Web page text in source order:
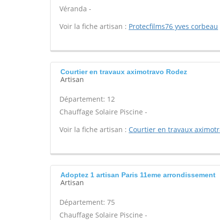
Véranda -
Voir la fiche artisan : Protecfilms76 yves corbeau
Courtier en travaux aximotravo Rodez
Artisan
Département: 12
Chauffage Solaire Piscine -
Voir la fiche artisan : Courtier en travaux
Adoptez 1 artisan Paris 11eme arrondissement
Artisan
Département: 75
Chauffage Solaire Piscine -